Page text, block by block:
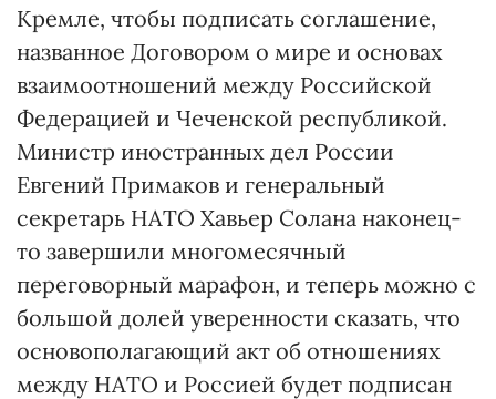
Кремле, чтобы подписать соглашение,
названное Договором о мире и основах
взаимоотношений между Российской
Федерацией и Чеченской республикой.
Министр иностранных дел России
Евгений Примаков и генеральный
секретарь НАТО Хавьер Солана наконец-
то завершили многомесячный
переговорный марафон, и теперь можно с
большой долей уверенности сказать, что
основополагающий акт об отношениях
между НАТО и Россией будет подписан